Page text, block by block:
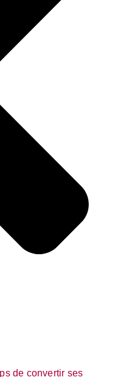
de convertir ses